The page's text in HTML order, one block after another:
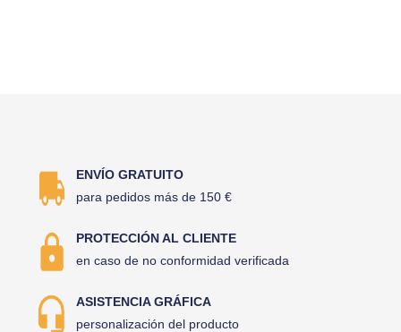
ENVÍO GRATUITO
para pedidos más de 150 €
PROTECCIÓN AL CLIENTE
en caso de no conformidad verificada
ASISTENCIA GRÁFICA
personalización del producto